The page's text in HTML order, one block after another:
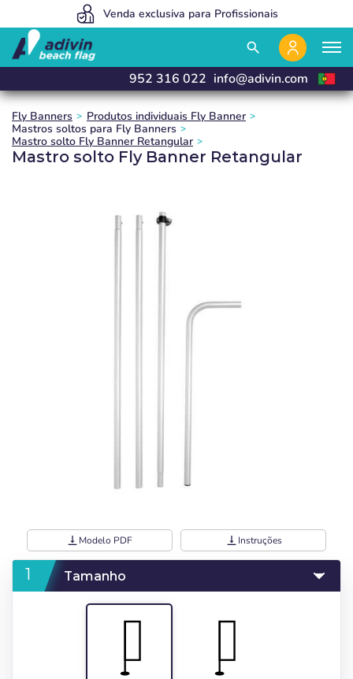
Fabricamos e entregamos em 24h
Venda exclusiva para Profissionais
Somos tão baratos porque vendemos 100% on line
search
952 316 022 info@adivin.com
Fly Banners
Produtos individuais Fly Banner
Mastros soltos para Fly Banners
Mastro solto Fly Banner Retangular
Mastro solto Fly Banner Retangular
vertical_align_bottom Modelo PDF vertical_align_bottom Instruções
Tamanho